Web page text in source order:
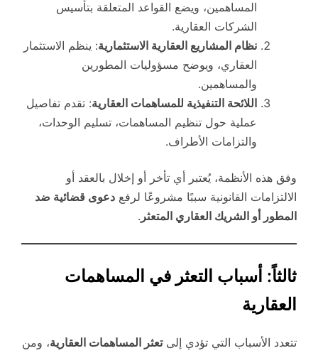
المساهمين، ويضع القواعد المتعلقة بتأسيس
الشركات العقارية.
نظام المشاريع العقارية الاستثمارية: ينظم الاستثمار
العقاري، ويوضح مسؤوليات المطورين
والمساهمين.
اللائحة التنفيذية للمساهمات العقارية: تقدم تفاصيل
عملية حول تنظيم المساهمات، تسليم الوحدات،
والتزامات الأطراف.
وفق هذه الأنظمة، يُعتبر أي تأخر أو إخلال بالعقد أو
الالتزامات القانونية سببًا مشروعًا لرفع دعوى قضائية ضد
المطور أو الشريك العقاري المتعثر .
ثالثاً: أسباب التعثر في المساهمات
العقارية
تتعدد الأسباب التي تؤدي إلىتعثر المساهمات العقارية، ومن